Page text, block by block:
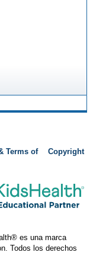
Terms of
Copyright
es una marca
Todos los derechos